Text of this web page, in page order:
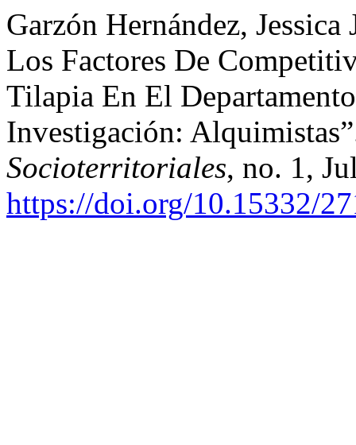
Garzón Hernández,
Los Factores De
Tilapia En El
Investigación:
Socioterritoriales, no. 1,
https://doi.org/10.15332/